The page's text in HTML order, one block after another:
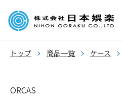
トップ 商品一覧 ケース
ORCAS